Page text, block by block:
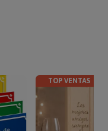
TOP VENTAS